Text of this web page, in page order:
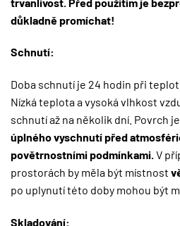
důkladně promíchat!
Schnutí:
Doba schnutí je 24 hodin při
Nízká teplota a vysoká vlhkost
schnutí až na několik dní. Povrch
úplného vyschnutí před
povětrnostními podmínkami.V
prostorách by měla být místnost
po uplynutí této doby mohou být
Skladování: